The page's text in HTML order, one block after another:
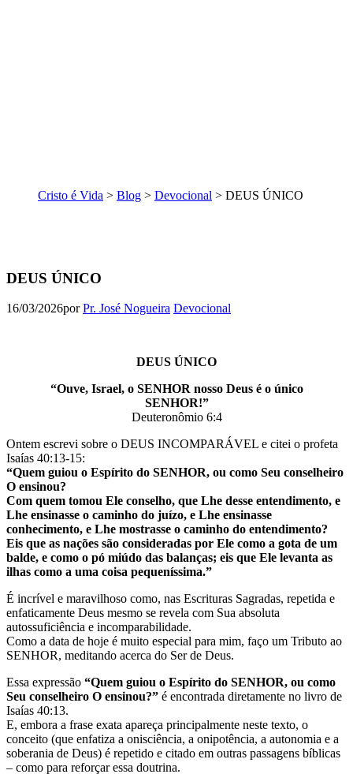
Cristo é Vida > Blog > Devocional > DEUS ÚNICO
DEUS ÚNICO
16/03/2026porPr. José Nogueira Devocional
DEUS ÚNICO
“Ouve, Israel, o SENHOR nosso Deus é o único
SENHOR!”
Deuteronômio 6:4
Ontem escrevi sobre o DEUS INCOMPARÁVEL e citei o profeta
Isaías 40:13-15:
“Quem guiou o Espírito do SENHOR, ou como Seu conselheiro
O ensinou?
Com quem tomou Ele conselho, que Lhe desse entendimento, e
Lhe ensinasse o caminho do juízo, e Lhe ensinasse
conhecimento, e Lhe mostrasse o caminho do entendimento?
Eis que as nações são consideradas por Ele como a gota de um
balde, e como o pó miúdo das balanças; eis que Ele levanta as
ilhas como a uma coisa pequeníssima.”
É incrível e maravilhoso como, nas Escrituras Sagradas, repetida e
enfaticamente Deus mesmo se revela com Sua absoluta
autossuficiência e incomparabilidade.
Como a data de hoje é muito especial para mim, faço um Tributo ao
SENHOR, meditando acerca do Ser de Deus.
Essa expressão “Quem guiou o Espírito do SENHOR, ou como
Seu conselheiro O ensinou?” é encontrada diretamente no livro de
Isaías 40:13.
E, embora a frase exata apareça principalmente neste texto, o
conceito (que enfatiza a onisciência, a onipotência, a autonomia e a
soberania de Deus) é repetido e citado em outras passagens bíblicas
– como para reforçar essa doutrina.